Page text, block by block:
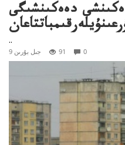
دەەكىنشىگى
..
9 جىل بۇرىن 91 0